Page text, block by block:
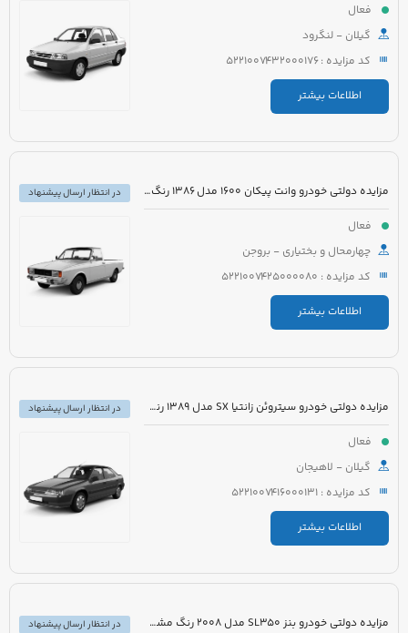
فعال
گیلان - لنگرود
کد مزایده : 5221007432000176
اطلاعات بیشتر
مزایده دولتی خودرو وانت پیکان 1600 مدل 1386 رنگ سفید روغنی
فعال
چهارمحال و بختیاری - بروجن
کد مزایده : 5221007425000080
اطلاعات بیشتر
در انتظار ارسال پیشنهاد
مزایده دولتی خودرو سیتروئن زانتیا SX مدل 1389 رنگ نقره ای
فعال
گیلان - لاهیجان
کد مزایده : 5221007416000131
اطلاعات بیشتر
در انتظار ارسال پیشنهاد
مزایده دولتی خودرو بنز SL350 مدل 2008 رنگ مشکی روغنی
در انتظار ارسال پیشنهاد